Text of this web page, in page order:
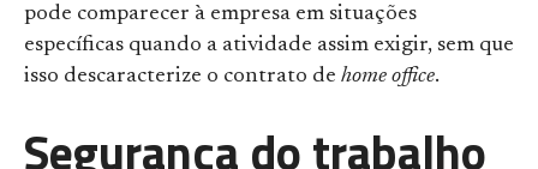
pode comparecer à empresa em situações
específicas quando a atividade assim exigir, sem que
isso descaracterize o contrato de home office.
Segurança do trabalho